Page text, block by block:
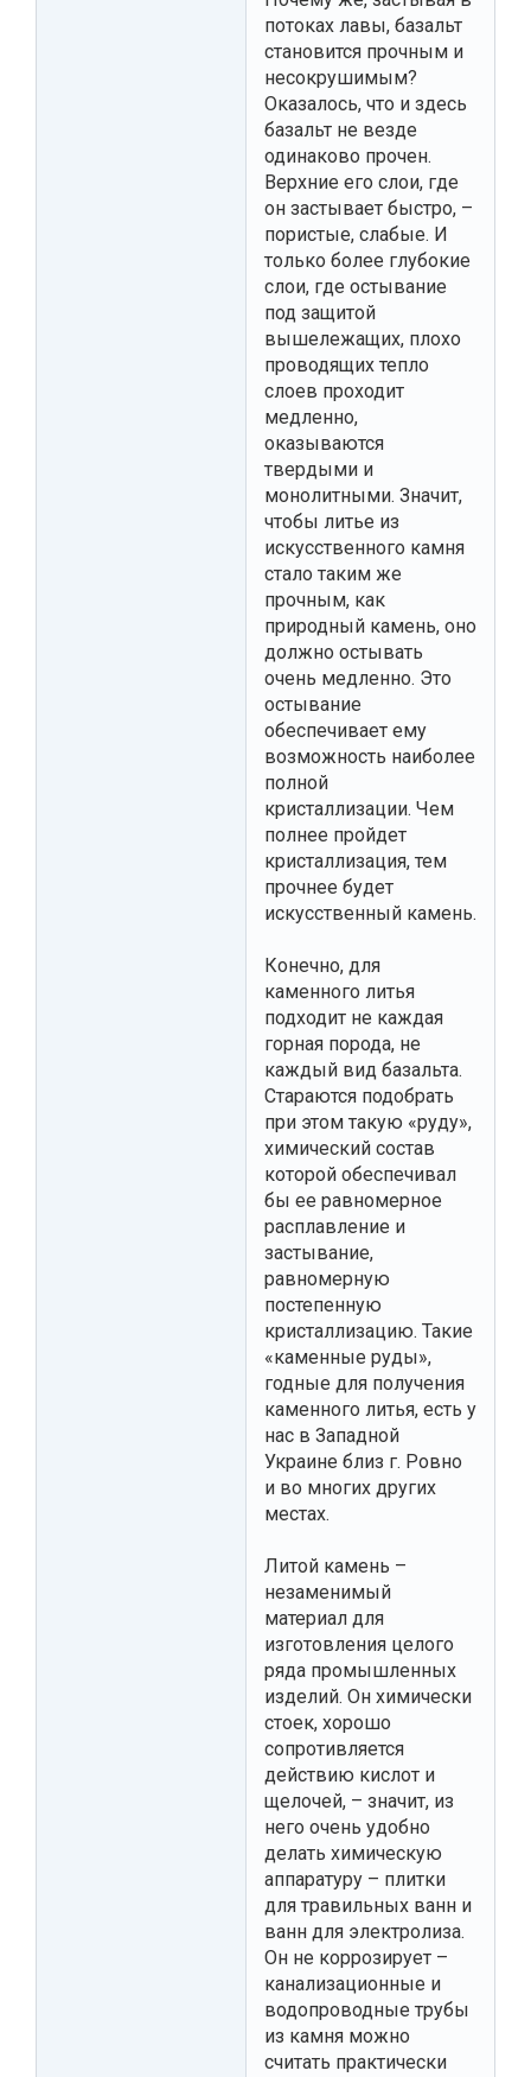
потоках лавы, базальт
становится прочным и
несокрушимым?
Оказалось, что и здесь
базальт не везде
одинаково прочен.
Верхние его слои, где
он застывает быстро, –
пористые, слабые. И
только более глубокие
слои, где остывание
под защитой
вышележащих, плохо
проводящих тепло
слоев проходит
медленно,
оказываются
твердыми и
монолитными. Значит,
чтобы литье из
искусственного камня
стало таким же
прочным, как
природный камень, оно
должно остывать
очень медленно. Это
остывание
обеспечивает ему
возможность наиболее
полной
кристаллизации. Чем
полнее пройдет
кристаллизация, тем
прочнее будет
искусственный камень.
Конечно, для
каменного литья
подходит не каждая
горная порода, не
каждый вид базальта.
Стараются подобрать
при этом такую «руду»,
химический состав
которой обеспечивал
бы ее равномерное
расплавление и
застывание,
равномерную
постепенную
кристаллизацию. Такие
«каменные руды»,
годные для получения
каменного литья, есть у
нас в Западной
Украине близ г. Ровно
и во многих других
местах.
Литой камень –
незаменимый
материал для
изготовления целого
ряда промышленных
изделий. Он химически
стоек, хорошо
сопротивляется
действию кислот и
щелочей, – значит, из
него очень удобно
делать химическую
аппаратуру – плитки
для травильных ванн и
ванн для электролиза.
Он не коррозирует –
канализационные и
водопроводные трубы
из камня можно
считать практически